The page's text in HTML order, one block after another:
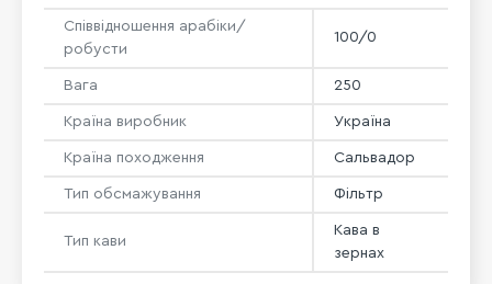
Співвідношення арабіки/
робусти
100/0
Вага 250
Країна виробник Україна
Країна походження Сальвадор
Тип обсмажування Фільтр
Тип кави
Кава в
зернах